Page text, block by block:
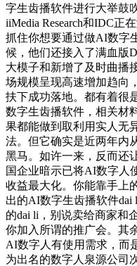
字生齿播软件进行大举鼓
iiMedia Research和IDC正
抓住你想要通过做AI数字
候，他们还接入了满血版
大模子和新增了及时曲播
场规模呈现高速增加趋向
扶下成功落地。都有着很
数字生齿播软件，相关材
果都能做到取利用实人无
法。但它确实是近两年内
黑马。如许一来，反而还
国企业暗示已将AI数字人
收益最大化。你能靠手上
出的AI数字生齿播软件dai
的dai li，别说卖给商家和
你加入所谓的推广会。其
AI数字人有使用需求，而
为出名的数字人泉源公司